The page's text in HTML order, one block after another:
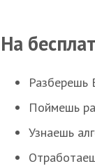
На
Разберешь
Поймешь
Узнаешь